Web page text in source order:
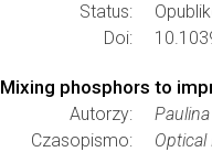
Status:
Doi:
Mixing phosphors to
Autorzy:
Czasopismo:
Optical